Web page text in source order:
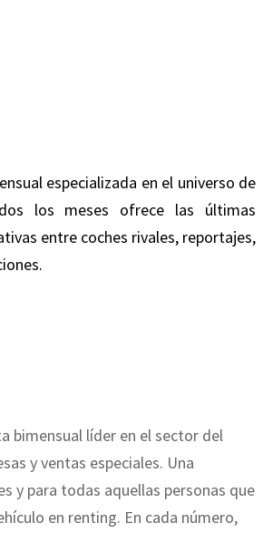
especializada en el universo de
los meses ofrece las últimas
entre coches rivales, reportajes,
bimensual líder en el sector del
y ventas especiales. Una
y para todas aquellas personas que
en renting. En cada número,